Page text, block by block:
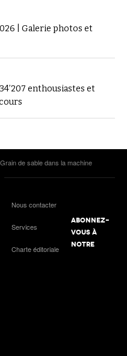
| Galerie photos et
enthousiastes et
de sable dans la machine
Nous contacter
Services
Charte éditoriale
ABONNEZ-
VOUS À
NOTRE